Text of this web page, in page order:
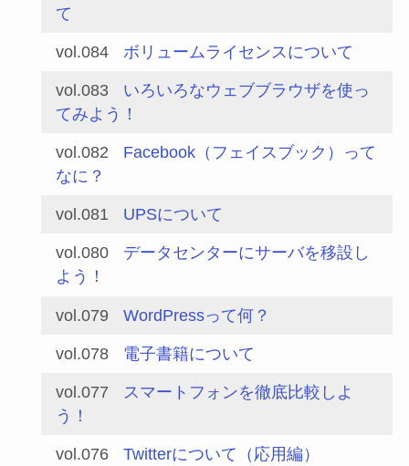
て
vol.084 ボリュームライセンスについて
vol.083
いろいろなウェブブラウザを使っ
てみよう！
vol.082
Facebook（フェイスブック）って
なに？
vol.081 UPSについて
vol.080
データセンターにサーバを移設し
よう！
vol.079 WordPressって何？
vol.078 電子書籍について
vol.077
スマートフォンを徹底比較しよ
う！
vol.076 Twitterについて（応用編）